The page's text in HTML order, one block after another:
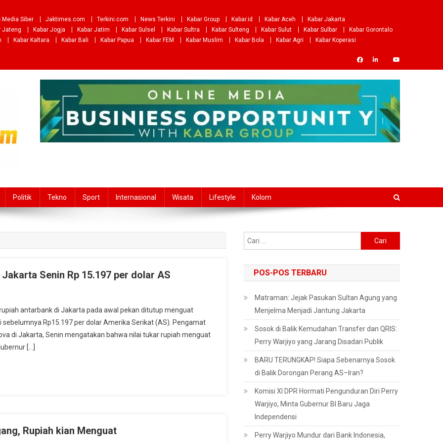
Media Siber Jaktimes.com Terkini.com News Terkini Kabar Group Kabar.id Kabar Aceh
Kabar Jakarta
Jateng Kabar Jogja Kabar Jatim Kabar Sulsel Kabar Sultra Kabar Sulteng Kabar Sulut Kabar Sulbar
Kabar Gorontalo
Kabar Kaltara Kabar Bali Kabar Papua Kabar FEM Kabar Muslim Kabar Bola Kabar Agri
Kabar Koperasi
Politik Tekno Sport Internasional Wisata Lifestyle Kolom
Senin Rp 15.197 per dolar AS
antarbank di Jakarta pada awal pekan ditutup menguat
Rp15.197 per dolar Amerika Serikat (AS). Pengamat
di Jakarta, Senin mengatakan bahwa nilai tukar rupiah menguat
[…]
Rupiah kian Menguat
untuk:
POS-POS TERBARU
Matraman: Jejak Pasukan Sultan Agung yang
Menjelma Menjadi Jantung Jakarta
Sosok di Balik Kemudahan Transfer dan QRIS:
Perry Warjiyo yang Jarang Disadari Publik
BARU TERUNGKAP! Siapa Sebenarnya Sosok
di Balik Dorongan Perang AS–Iran?
Komisi XI DPR Hormati Pengunduran Diri Perry
Warjiyo, Minta Gubernur BI Baru Jaga
Independensi
Perry Warjiyo Mundur dari Bank Indonesia,